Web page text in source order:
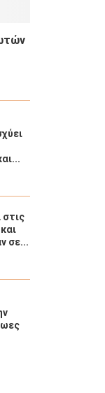
σε...